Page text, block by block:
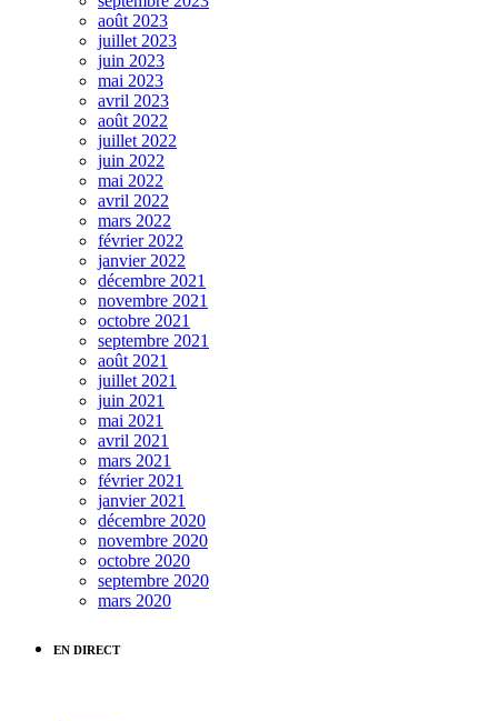
août 2023
juillet 2023
juin 2023
mai 2023
avril 2023
août 2022
juillet 2022
juin 2022
mai 2022
avril 2022
mars 2022
février 2022
janvier 2022
décembre 2021
novembre 2021
octobre 2021
septembre 2021
août 2021
juillet 2021
juin 2021
mai 2021
avril 2021
mars 2021
février 2021
janvier 2021
décembre 2020
novembre 2020
octobre 2020
septembre 2020
mars 2020
EN DIRECT